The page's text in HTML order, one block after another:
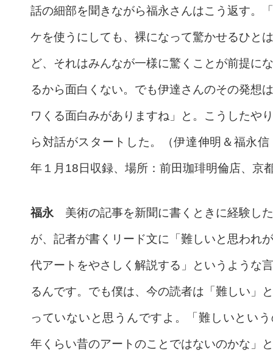
話の細部を聞きながら福永さんはこう返す。
ケを使うにしても、裸になって驚かせるひと
ど、それはみんなが一様に驚くことが前提に
るから面白くない。でも伊達さんのその発想
ワくる面白みがありますね」と。こうしたや
ら対話がスタートした。（伊達伸明＆福永信
年１月18日収録、場所：前田珈琲明倫店、京
福永 美術の記事を新聞に書くときに経験し
が、記者が書くリード文に「難しいと思われ
代アートをやさしく解説する」というような
るんです。でも僕は、今の読者は「難しい」
っていないと思うんですよ。「難しいとい
年くらい昔のアートのことではないのかな」